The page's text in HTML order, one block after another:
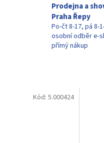
Prodejna a
Praha Řepy
Po-čt 8-17, pá 8-
osobní odběr e-
přímý nákup
Kód: 5.000424